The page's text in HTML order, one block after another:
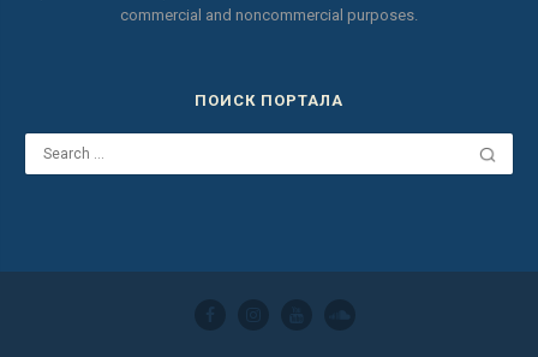
commercial and noncommercial purposes.
ПОИСК ПОРТАЛА